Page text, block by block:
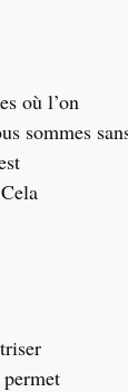
où l’on
sommes